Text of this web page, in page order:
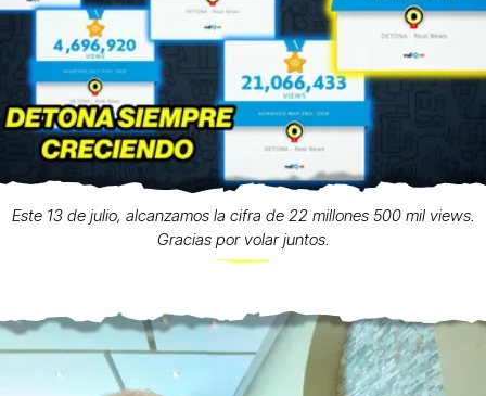
Este 13 de julio, alcanzamos la cifra de 22 millones 500 mil views.
Gracias por volar juntos.